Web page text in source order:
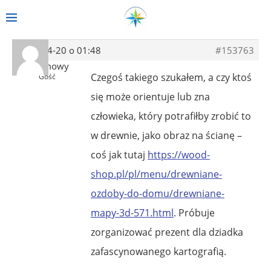
2021-04-20 o 01:48
#153763
Anonimowy
Gość
Czegoś takiego szukałem, a czy ktoś
się może orientuje lub zna
człowieka, który potrafiłby zrobić to
w drewnie, jako obraz na ścianę –
coś jak tutaj https://wood-
shop.pl/pl/menu/drewniane-
ozdoby-do-domu/drewniane-
mapy-3d-571.html. Próbuje
zorganizować prezent dla dziadka
zafascynowanego kartografią.